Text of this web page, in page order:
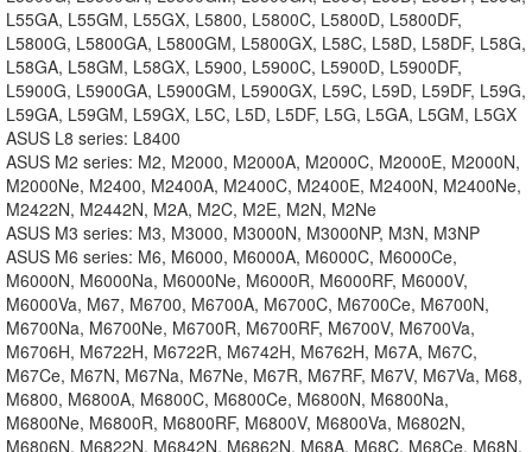
L55GA, L55GM, L55GX, L5800, L5800C, L5800D, L5800DF,
L5800G, L5800GA, L5800GM, L5800GX, L58C, L58D, L58DF, L58G,
L58GA, L58GM, L58GX, L5900, L5900C, L5900D, L5900DF,
L5900G, L5900GA, L5900GM, L5900GX, L59C, L59D, L59DF, L59G,
L59GA, L59GM, L59GX, L5C, L5D, L5DF, L5G, L5GA, L5GM, L5GX
ASUS L8 series: L8400
ASUS M2 series: M2, M2000, M2000A, M2000C, M2000E, M2000N,
M2000Ne, M2400, M2400A, M2400C, M2400E, M2400N, M2400Ne,
M2422N, M2442N, M2A, M2C, M2E, M2N, M2Ne
ASUS M3 series: M3, M3000, M3000N, M3000NP, M3N, M3NP
ASUS M6 series: M6, M6000, M6000A, M6000C, M6000Ce,
M6000N, M6000Na, M6000Ne, M6000R, M6000RF, M6000V,
M6000Va, M67, M6700, M6700A, M6700C, M6700Ce, M6700N,
M6700Na, M6700Ne, M6700R, M6700RF, M6700V, M6700Va,
M6706H, M6722H, M6722R, M6742H, M6762H, M67A, M67C,
M67Ce, M67N, M67Na, M67Ne, M67R, M67RF, M67V, M67Va, M68,
M6800, M6800A, M6800C, M6800Ce, M6800N, M6800Na,
M6800Ne, M6800R, M6800RF, M6800V, M6800Va, M6802N,
M6806N, M6822N, M6842N, M6862N, M68A, M68C, M68Ce, M68N,